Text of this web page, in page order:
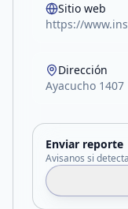
Sitio web
https://
Dirección
Ayacucho 1407
Enviar reporte
Avisanos si